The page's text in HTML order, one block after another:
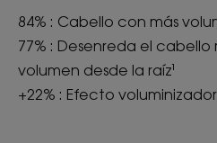
84% : Cabello con más
77% : Desenreda el cabello
volumen desde la raíz¹
+22% : Efecto